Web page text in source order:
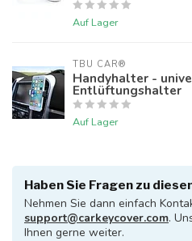
Auf Lager
TBU CAR®
Handyhalter -
Entlüftungshalter
Auf Lager
Haben Sie Fragen zu
Nehmen Sie dann einfach
support@carkeycover.com.
Ihnen gerne weiter.